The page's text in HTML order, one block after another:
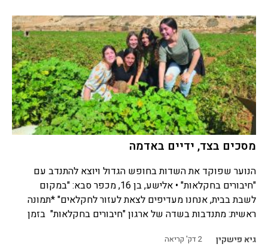
מסכים בצד, ידיים באדמה
הנוער שפוקד את השדות בחופש הגדול ויוצא להתנדב עם
"חיבורים בחקלאות" • אלישע, בן 16, מכפר סבא: "במקום
לשבת בבית, אנחנו מעדיפים לצאת לעזור לחקלאים" *תמונה
ראשית: מתנדבות בשדה של ארגון "חיבורים בחקלאות" בזמן
גיא פישקין 2דק' קריאה